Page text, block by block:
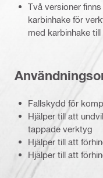
Två versioner
karbinhake för
med karbinhake
Fallskydd för
Hjälper till att
tappade verktyg
Hjälper till att
Hjälper till att